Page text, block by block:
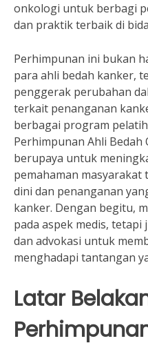
onkologi untuk berbagi
dan praktik terbaik di
Perhimpunan ini bukan
para ahli bedah kanker,
penggerak perubahan
terkait penanganan
berbagai program
Perhimpunan Ahli
berupaya untuk
pemahaman
dini dan penanganan
kanker. Dengan begitu,
pada aspek medis,
dan advokasi untuk
menghadapi tantangan
Latar